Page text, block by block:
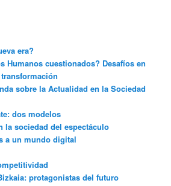
era?
Humanos cuestionados? Desafíos en
sobre la Actualidad en la Sociedad
dos modelos
la sociedad del espectáculo
a un mundo digital
protagonistas del futuro